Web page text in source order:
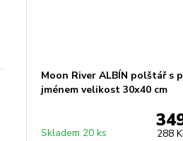
Moon River ALBÍN polštář s
jménem velikost 30x40 cm
288
Skladem 20 ks